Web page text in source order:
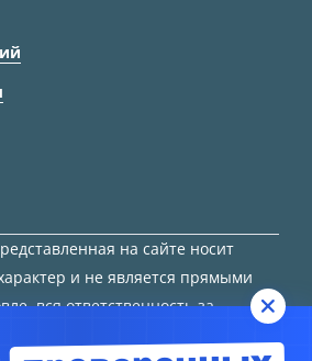
на сайте носит
и не является прямыми
вся ответственность за